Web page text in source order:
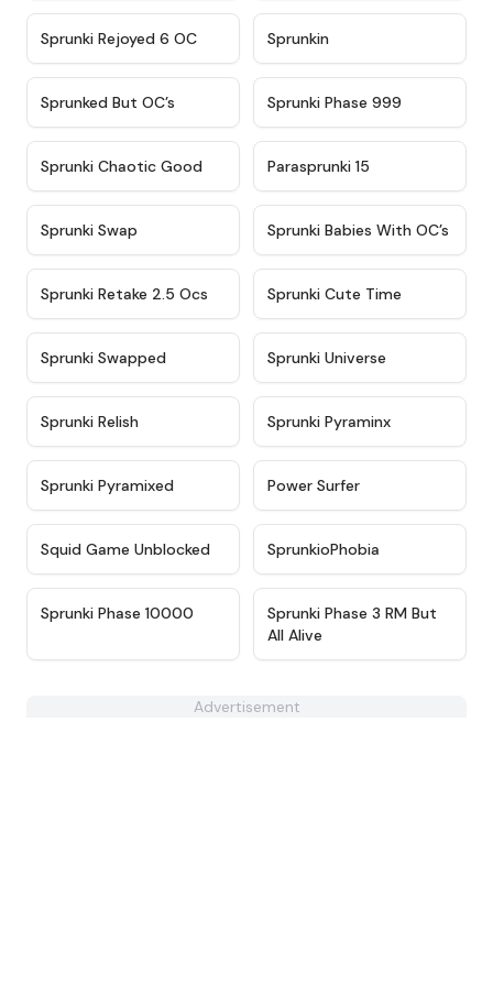
★ 4.4
Sprunki Rejoyed 6 OC Sprunkin
Sprunked But OC’s Sprunki Phase 999
★ 4.7
Sprunki Chaotic Good Parasprunki 15
Sprunki Swap ★ 4.8
Sprunki Babies With OC’s
★ 4.6
Sprunki Retake 2.5 Ocs Sprunki Cute Time
Sprunki Swapped Sprunki Universe
Sprunki Relish Sprunki Pyraminx
Sprunki Pyramixed Power Surfer
★ 4.6
Squid Game Unblocked SprunkioPhobia
★
Sprunki Phase 10000 ★ 4.5
Sprunki Phase 3 RM But
All Alive
Advertisement